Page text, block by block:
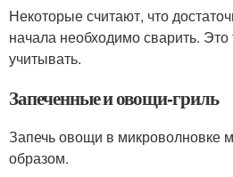
Некоторые считают, что
начала необходимо сварить.
учитывать.
Запеченные и овощи-гриль
Запечь овощи в микроволновке
образом.